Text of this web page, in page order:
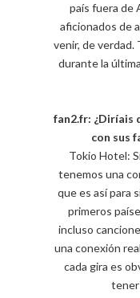
país fuera de
aficionados de
venir, de verdad.
durante la
fan2.fr: ¿Diríais
con sus
Tokio Hotel:
tenemos una
que es así para
primeros
incluso
una conexión
cada gira es
tener